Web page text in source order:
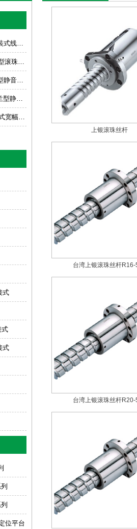
EG系列 低组装式线性滑轨
MG系列 微小型滚珠线性滑轨
QH系列 法兰型静音式重负荷型滚珠式线性滑轨
QEW系列 法兰型静音式低组装线性滑轨
QW系列 静音式宽幅型线性滑轨
式
式
式
位平台
上银滚珠丝杆
台湾上银滚珠丝杆R16-
台湾上银滚珠丝杆R20-